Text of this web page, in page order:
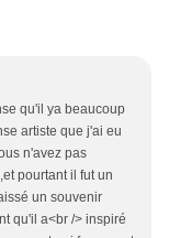
qu'il ya beaucoup
artiste que j'ai eu
n'avez pas
pourtant il fut un
un souvenir
qu'il a<br /> inspiré